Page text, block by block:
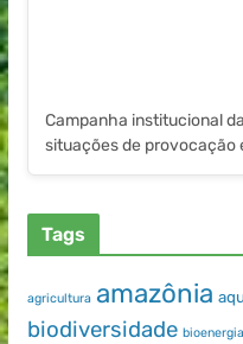
Campanha institucional
situações de provocação
Tags
agricultura amazônia
biodiversidade bioenergia